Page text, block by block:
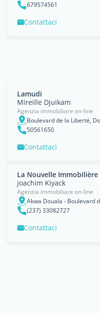
679574561
Contattaci
Lamudi
Mireille Djuikam
Agenzia immobiliare on-line
Boulevard de la Liberté,
50561650
Contattaci
La Nouvelle Immobilière
joachim Kiyack
Agenzia immobiliare on-line
Akwa Douala - Boulevard
(237) 33082727
Contattaci